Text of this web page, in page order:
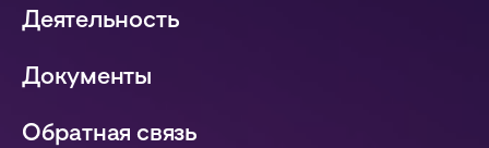
Деятельность
Документы
Обратная связь